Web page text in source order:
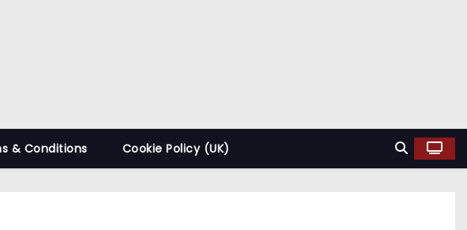
& Conditions Cookie Policy (UK)